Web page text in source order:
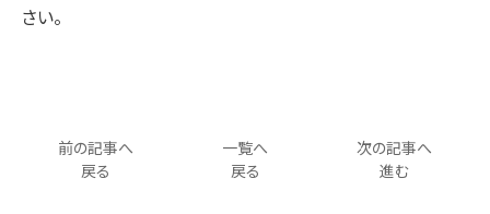
さい。
一覧へ
戻る
前の記事へ
戻る
次の記事へ
進む